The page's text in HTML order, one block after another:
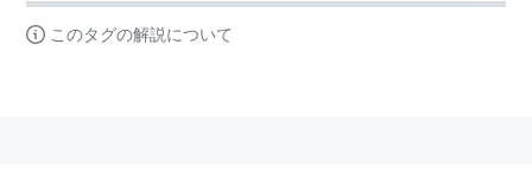
このタグの解説について